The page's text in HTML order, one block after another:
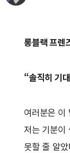
롱블랙 프렌
“솔직히 기
여러분은 이
저는 기분이
못할 줄 알